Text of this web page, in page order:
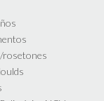
rosetones